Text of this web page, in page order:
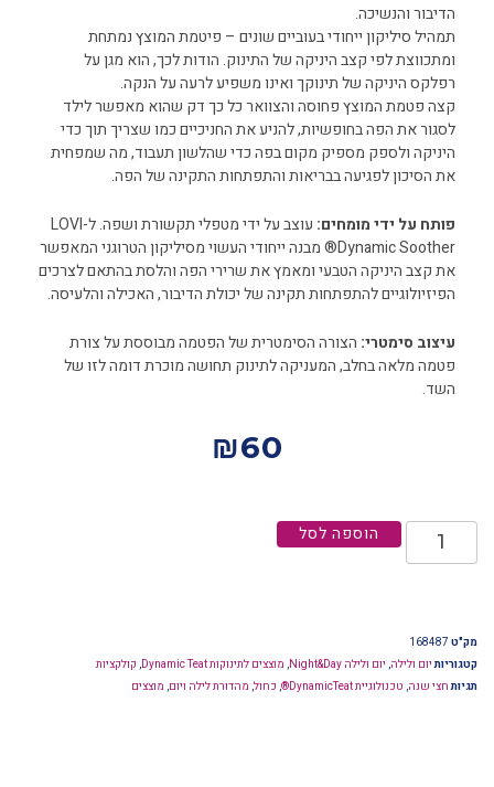
הדיבור והנשיכה.
תמהיל סיליקון ייחודי בעוביים שונים – פיטמת המוצץ נמתחת
ומתכווצת לפי קצב היניקה של התינוק. הודות לכך, הוא מגן על
רפלקס היניקה של תינוקך ואינו משפיע לרעה על הנקה.
קצה פטמת המוצץ פחוסה והצוואר כל כך דק שהוא מאפשר לילד
לסגור את הפה בחופשיות, להניע את החניכיים כמו שצריך תוך כדי
היניקה ולספק מספיק מקום בפה כדי שהלשון תעבוד, מה שמפחית
את הסיכון לפגיעה בבריאות והתפתחות התקינה של הפה.
פותח על ידי מומחים:
עוצב על ידי מטפלי תקשורת ושפה. ל-LOVI
Dynamic Soother® מבנה ייחודי העשוי מסיליקון הטרוגני המאפשר
את קצב היניקה הטבעי ומאמץ את שרירי הפה והלסת בהתאם לצרכים
הפיזיולוגיים להתפתחות תקינה של יכולת הדיבור, האכילה והלעיסה.
עיצוב סימטרי: הצורה הסימטרית של הפטמה מבוססת על צורת
פטמה מלאה בחלב, המעניקה לתינוק תחושה מוכרת דומה לזו של
השד.
₪60
הוספה לסל
מק"ט 168487
קטגוריות יום ולילה, יום ולילה Night&Day , מוצצים לתינוקות Dynamic Teat , קולקציות
תגיות חצי שנה, טכנולוגיית DynamicTeat® , כחול, מהדורת לילה ויום, מוצצים